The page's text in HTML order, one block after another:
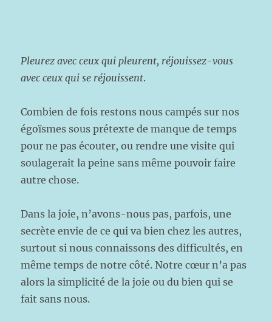
Pleurez avec ceux qui pleurent, réjouissez-vous
avec ceux qui se réjouissent.
Combien de fois restons nous campés sur nos
égoïsmes sous prétexte de manque de temps
pour ne pas écouter, ou rendre une visite qui
soulagerait la peine sans même pouvoir faire
autre chose.
Dans la joie, n’avons-nous pas, parfois, une
secrète envie de ce qui va bien chez les autres,
surtout si nous connaissons des difficultés, en
même temps de notre côté. Notre cœur n’a pas
alors la simplicité de la joie ou du bien qui se
fait sans nous.